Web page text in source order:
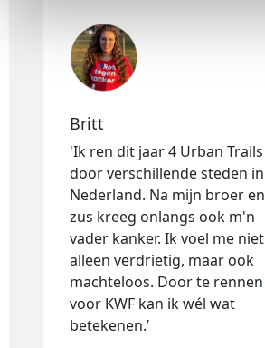
Britt
'Ik ren dit jaar 4 Urban Trails
door verschillende steden in
Nederland. Na mijn broer en
zus kreeg onlangs ook m'n
vader kanker. Ik voel me niet
alleen verdrietig, maar ook
machteloos. Door te rennen
voor KWF kan ik wél wat
betekenen.’